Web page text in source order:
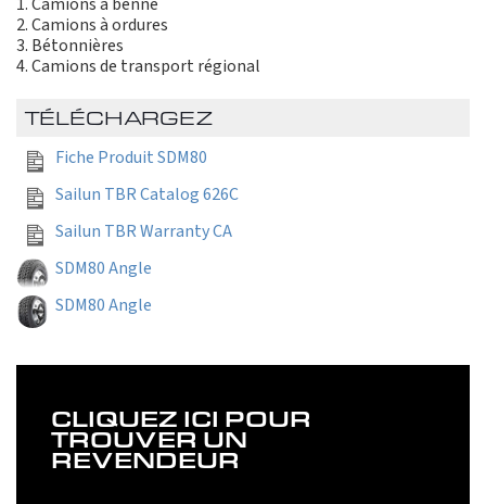
Camions à ordures
Bétonnières
Camions de transport régional
TÉLÉCHARGEZ
Fiche Produit SDM80
Sailun TBR Catalog 626C
Sailun TBR Warranty CA
SDM80 Angle
SDM80 Angle
CLIQUEZ ICI POUR
TROUVER UN
REVENDEUR